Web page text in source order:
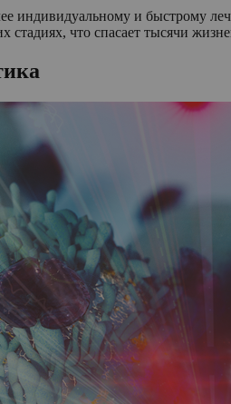
индивидуальному и быстрому
стадиях, что спасает тысячи